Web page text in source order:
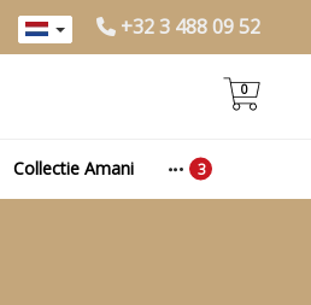
+32 3 488 09 52
0
Collectie Amani